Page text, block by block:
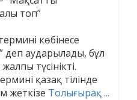
топ”
көбінесе
деп аударылады, бұл
түсінікті.
қазақ тілінде
жеткізе Толығырақ ...